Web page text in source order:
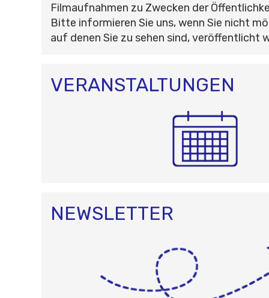
Filmaufnahmen zu Zwecken der
Bitte informieren Sie uns, wenn Sie nicht
auf denen Sie zu sehen sind, veröffentlicht
VERANSTALTUNGEN
NEWSLETTER